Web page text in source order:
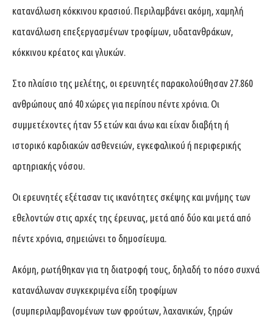
κατανάλωση κόκκινου κρασιού. Περιλαμβάνει ακόμη, χαμηλή
κατανάλωση επεξεργασμένων τροφίμων, υδατανθράκων,
κόκκινου κρέατος και γλυκών.
Στο πλαίσιο της μελέτης, οι ερευνητές παρακολούθησαν 27.860
ανθρώπους από 40 χώρες για περίπου πέντε χρόνια. Οι
συμμετέχοντες ήταν 55 ετών και άνω και είχαν διαβήτη ή
ιστορικό καρδιακών ασθενειών, εγκεφαλικού ή περιφερικής
αρτηριακής νόσου.
Οι ερευνητές εξέτασαν τις ικανότητες σκέψης και μνήμης των
εθελοντών στις αρχές της έρευνας, μετά από δύο και μετά από
πέντε χρόνια, σημειώνει το δημοσίευμα.
Ακόμη, ρωτήθηκαν για τη διατροφή τους, δηλαδή το πόσο συχνά
κατανάλωναν συγκεκριμένα είδη τροφίμων
(συμπεριλαμβανομένων των φρούτων, λαχανικών, ξηρών